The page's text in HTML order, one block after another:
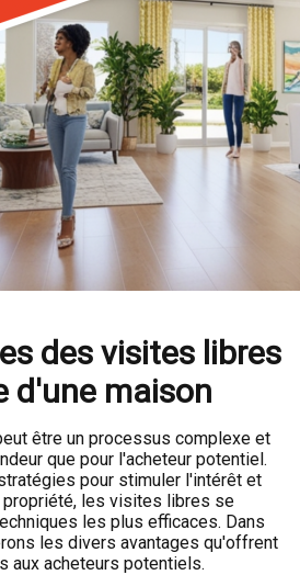
des visites libres
d'une maison
être un processus complexe et
que pour l'acheteur potentiel.
pour stimuler l'intérêt et
propriété, les visites libres se
les plus efficaces. Dans
les divers avantages qu'offrent
aux acheteurs potentiels.